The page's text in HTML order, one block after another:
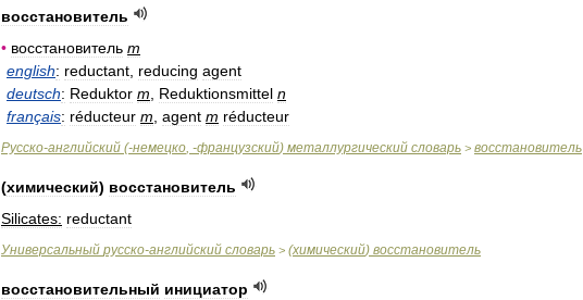
восстановитель
• восстановитель m
english: reductant reducing agent
deutsch: Reduktor m Reduktionsmittel n
français: réducteur m agent m réducteur
Русско-английский (-немецко , -французский) металлургический словарь > восстановитель
(химический) восстановитель
Silicates: reductant
Универсальный русско-английский словарь > (химический) восстановитель
восстановительный инициатор